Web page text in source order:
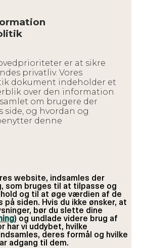
er at sikre
privatliv. Vores
dokument indeholder et
over den information
om brugere der
side, og hvordan og
denne
website, indsamles der
som bruges til at tilpasse og
og til at øge værdien af de
på siden. Hvis du ikke ønsker, at
bør du slette dine
) og undlade videre brug af
har vi uddybet, hvilke
deres formål og hvilke
adgang til dem.